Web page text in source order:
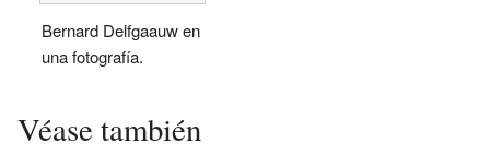
Bernard Delfgaauw en
una fotografía.
Véase también